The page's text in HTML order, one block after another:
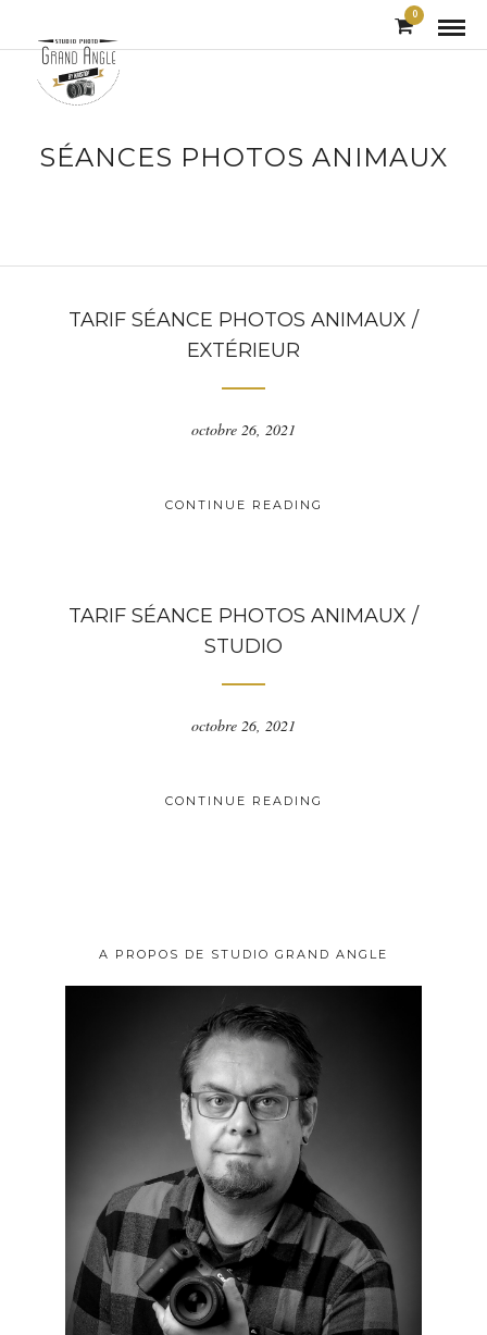
0
SÉANCES PHOTOS ANIMAUX
TARIF SÉANCE PHOTOS ANIMAUX /
EXTÉRIEUR
octobre 26, 2021
CONTINUE READING
TARIF SÉANCE PHOTOS ANIMAUX /
STUDIO
octobre 26, 2021
CONTINUE READING
A PROPOS DE STUDIO GRAND ANGLE